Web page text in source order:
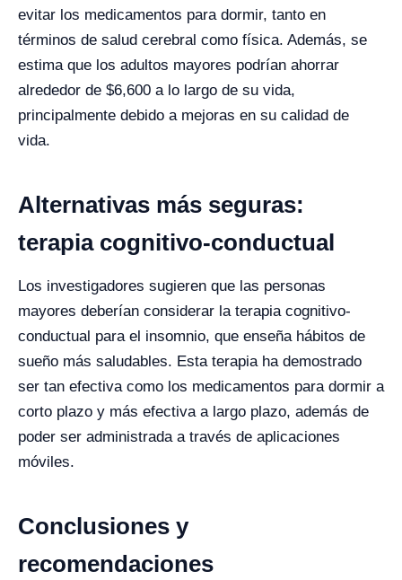
evitar los medicamentos para dormir, tanto en
términos de salud cerebral como física. Además, se
estima que los adultos mayores podrían ahorrar
alrededor de $6,600 a lo largo de su vida,
principalmente debido a mejoras en su calidad de
vida.
Alternativas más seguras:
terapia cognitivo-conductual
Los investigadores sugieren que las personas
mayores deberían considerar la terapia cognitivo-
conductual para el insomnio, que enseña hábitos de
sueño más saludables. Esta terapia ha demostrado
ser tan efectiva como los medicamentos para dormir a
corto plazo y más efectiva a largo plazo, además de
poder ser administrada a través de aplicaciones
móviles.
Conclusiones y
recomendaciones